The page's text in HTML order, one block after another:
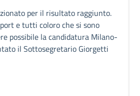
per il risultato raggiunto.
e tutti coloro che si sono
possibile la candidatura Milano-
il Sottosegretario Giorgetti